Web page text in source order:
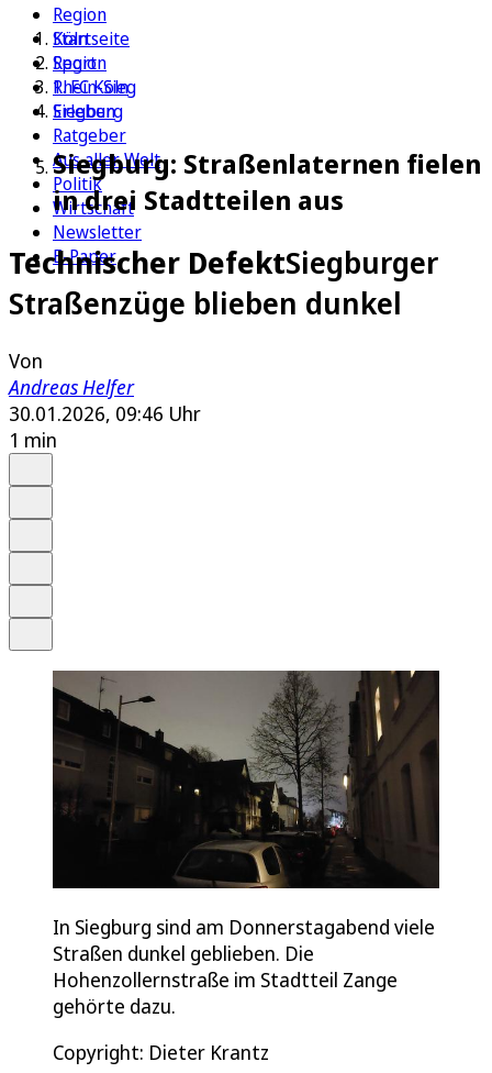
Region
Köln
Sport
1. FC Köln
Erleben
Ratgeber
Aus aller Welt
Politik
Wirtschaft
Newsletter
E-Paper
Startseite
Region
Rhein-Sieg
Siegburg
Siegburg: Straßenlaternen fielen
in drei Stadtteilen aus
Technischer DefektSiegburger
Straßenzüge blieben dunkel
Von
Andreas Helfer
30.01.2026, 09:46 Uhr
1 min
In Siegburg sind am Donnerstagabend viele
Straßen dunkel geblieben. Die
Hohenzollernstraße im Stadtteil Zange
gehörte dazu.
Copyright: Dieter Krantz